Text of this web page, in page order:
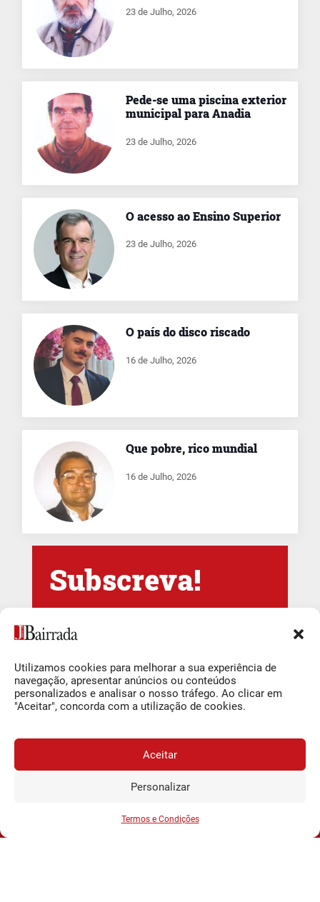
Utilizamos cookies para melhorar a sua experiência de
navegação, apresentar anúncios ou conteúdos
personalizados e analisar o nosso tráfego. Ao clicar em
"Aceitar", concorda com a utilização de cookies.
Aceitar
Personalizar
Termos e Condições
Deixar um comentário
23 de Julho, 2026
Pede-se uma piscina exterior
municipal para Anadia
23 de Julho, 2026
O acesso ao Ensino Superior
23 de Julho, 2026
O país do disco riscado
16 de Julho, 2026
Que pobre, rico mundial
16 de Julho, 2026
Subscreva!
Newsletter Jornal
da Bairrada
Newsletter Semanal
Ao subscrever está a indicar que leu e compreendeu a nossa
Política de Privacidade e Termos de uso
0,34€/semana